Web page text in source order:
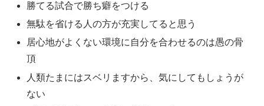
勝てる試合で勝ち癖をつける
無駄を省ける人の方が充実してると思う
居心地がよくない環境に自分を合わせるのは愚の骨
頂
人類たまにはスベリますから、気にしてもしょうが
ない